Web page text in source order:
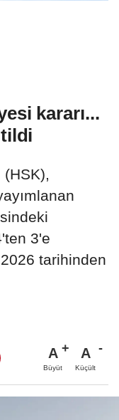
kararı...
(HSK),
3'e
tarihinden
A
Büyüt
A
Küçült